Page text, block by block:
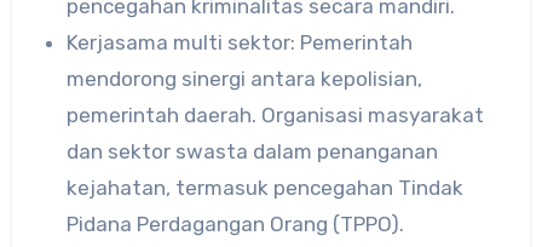
pencegahan kriminalitas secara mandiri.
Kerjasama multi sektor: Pemerintah
mendorong sinergi antara kepolisian,
pemerintah daerah. Organisasi masyarakat
dan sektor swasta dalam penanganan
kejahatan, termasuk pencegahan Tindak
Pidana Perdagangan Orang (TPPO).